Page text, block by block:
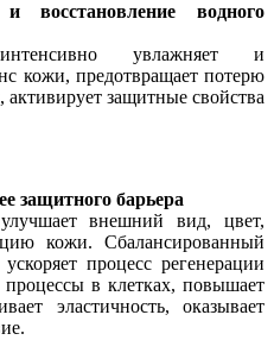
восстановление водного
увлажняет и
кожи, предотвращает потерю
защитные свойства
защитного барьера
внешний вид, цвет,
кожи. Сбалансированный
процесс регенерации
в клетках, повышает
эластичность, оказывает